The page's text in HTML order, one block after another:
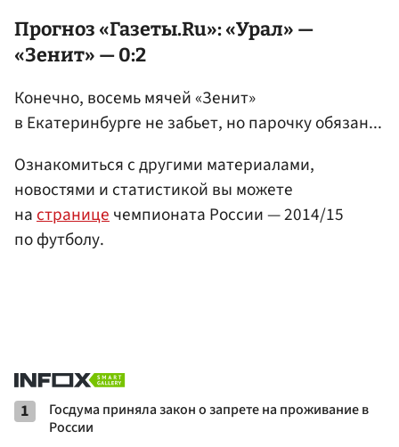
Прогноз «Газеты.Ru»: «Урал» —
«Зенит» — 0:2
Конечно, восемь мячей «Зенит»
в Екатеринбурге не забьет, но парочку обязан...
Ознакомиться с другими материалами,
новостями и статистикой вы можете
настраницечемпионата России — 2014/15
по футболу.
1
Госдума приняла закон о запрете на проживание в
России